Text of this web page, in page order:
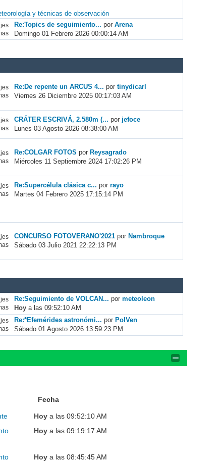
y técnicas de observación
Re:Topics de seguimiento... porArena
Domingo 01 Febrero 2026 00:00:14 AM
Re:De repente un ARCUS 4... portinydicarl
Viernes 26 Diciembre 2025 00:17:03 AM
CRÁTER ESCRIVÁ, 2.580m (... por jefoce
Lunes 03 Agosto 2026 08:38:00 AM
Re:COLGAR FOTOS por Reysagrado
Miércoles 11 Septiembre 2024 17:02:26 PM
Re:Supercélula clásica c... porrayo
Martes 04 Febrero 2025 17:15:14 PM
CONCURSO FOTOVERANO'2021 por Nambroque
Sábado 03 Julio 2021 22:22:13 PM
Re:Seguimiento de VOLCAN... pormeteoleon
Hoy a las 09:52:10 AM
Re:*Efemérides astronómi... por PolVen
Sábado 01 Agosto 2026 13:59:23 PM
Fecha
Hoy a las 09:52:10 AM
Hoy a las 09:19:17 AM
Hoy a las 08:45:45 AM